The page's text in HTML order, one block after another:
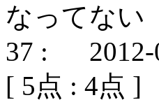
なってない
37 :
[ 5点 : 4点 ]